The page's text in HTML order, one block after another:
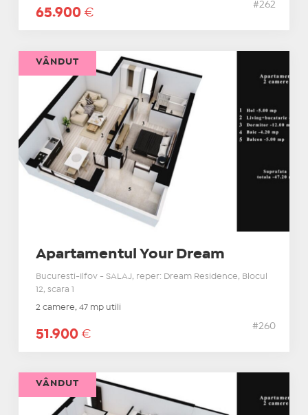
65.900 €
#262
Apartamentul Your Dream
Bucuresti-Ilfov - SALAJ, reper: Dream Residence, Blocul
12, scara 1
2 camere, 47 mp utili
51.900 €
#260
VÂNDUT
VÂNDUT